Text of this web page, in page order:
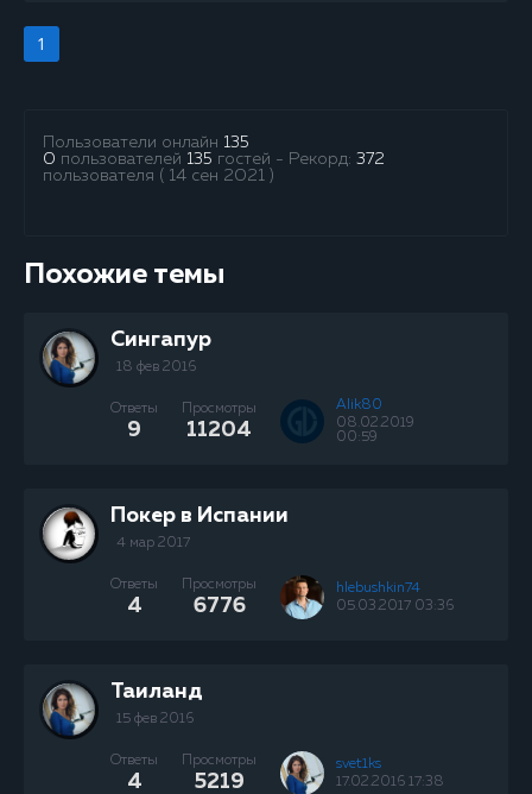
1
Пользователи онлайн 135
0 пользователей 135 гостей - Рекорд: 372
пользователя ( 14 сен 2021 )
Похожие темы
Сингапур
18 фев 2016
Ответы
9
Просмотры
11204
Alik80
08.02.2019
00:59
Покер в Испании
4 мар 2017
Ответы
4
Просмотры
6776
hlebushkin74
05.03.2017 03:36
Таиланд
15 фев 2016
Ответы
4
Просмотры
5219
svet1ks
17.02.2016 17:38